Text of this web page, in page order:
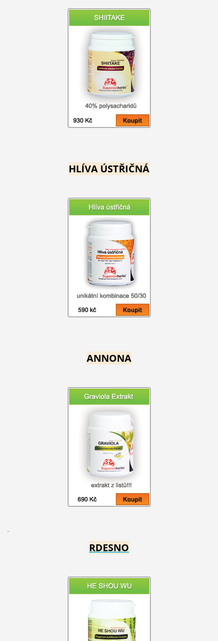
HLÍVA ÚSTŘIČNÁ
ANNONA
RDESNO